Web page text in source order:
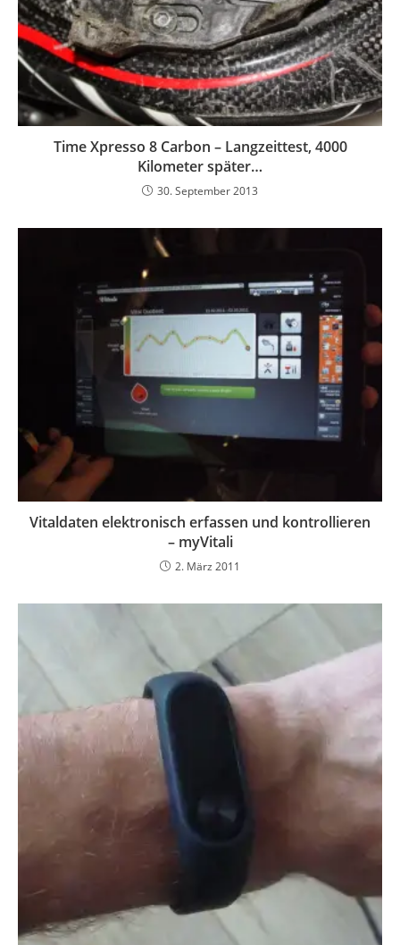
Time Xpresso 8 Carbon – Langzeittest, 4000
Kilometer später…
30. September 2013
Vitaldaten elektronisch erfassen und kontrollieren
– myVitali
2. März 2011